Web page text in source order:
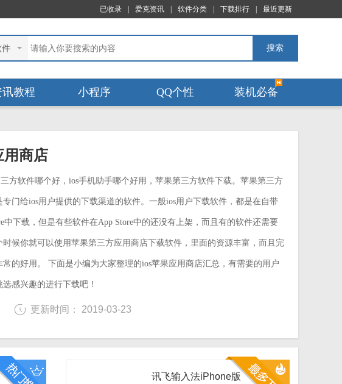
已收录 爱克资讯 软件分类 下载排行 最近更新
件 搜索
讯教程 小程序 QQ个性 装机必备
用商店
方软件哪个好，ios手机助手哪个好用，苹果第三方软件下载。苹果第三方
专门给ios用户提供的下载渠道的软件。一般ios用户下载软件，都是在自带
中下载，但是有些软件在App Store中的还没有上架，而且有的软件还需要
时候你就可以使用苹果第三方应用商店下载软件，里面的资源丰富，而且完
常的好用。 下面是小编为大家整理的ios苹果应用商店汇总，有需要的用户
选感兴趣的进行下载吧！
更新时间： 2019-03-23
讯飞输入法iPhone版